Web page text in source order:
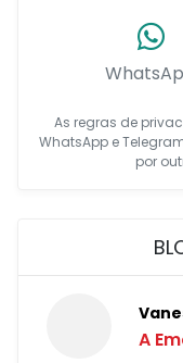
As regras de
WhatsApp e
por
A